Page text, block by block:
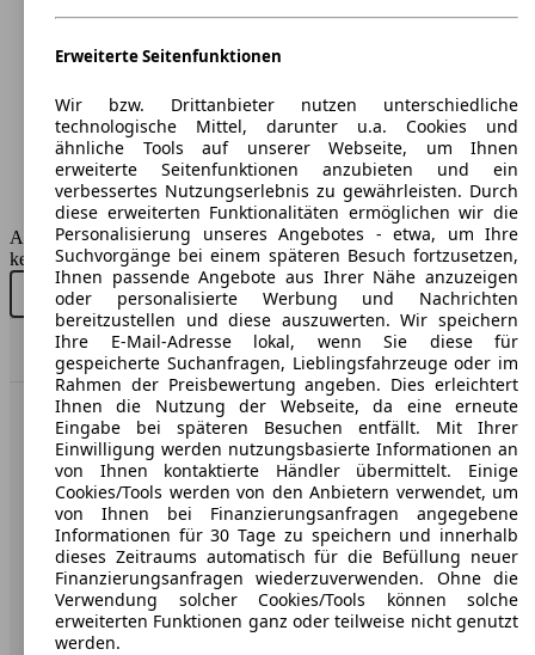
91 KW (123 PS)
Türen:
5
5
Kofferraum:
356 - 1372 Liter
Anhängelast:
1200 - 1500 kg
AutoScout24 GmbH übernimmt für die Richtigkeit der Angaben
keine Gewähr.
Neu kaufen
Gebraucht kaufen
Nach Oben
AutoScout24: Europaweit der größte Online-Automarkt.
Unternehmen
Über AutoScout24
Presse
Karriere
Erweiterte Seitenfunktionen
Wir bzw. Drittanbieter nutzen unterschiedliche
technologische Mittel, darunter u.a. Cookies und
ähnliche Tools auf unserer Webseite, um Ihnen
erweiterte Seitenfunktionen anzubieten und ein
verbessertes Nutzungserlebnis zu gewährleisten. Durch
diese erweiterten Funktionalitäten ermöglichen wir die
Personalisierung unseres Angebotes - etwa, um Ihre
Suchvorgänge bei einem späteren Besuch fortzusetzen,
Ihnen passende Angebote aus Ihrer Nähe anzuzeigen
oder personalisierte Werbung und Nachrichten
bereitzustellen und diese auszuwerten. Wir speichern
Ihre E-Mail-Adresse lokal, wenn Sie diese für
gespeicherte Suchanfragen, Lieblingsfahrzeuge oder im
Rahmen der Preisbewertung angeben. Dies erleichtert
Ihnen die Nutzung der Webseite, da eine erneute
Eingabe bei späteren Besuchen entfällt. Mit Ihrer
Einwilligung werden nutzungsbasierte Informationen an
von Ihnen kontaktierte Händler übermittelt. Einige
Cookies/Tools werden von den Anbietern verwendet, um
von Ihnen bei Finanzierungsanfragen angegebene
Informationen für 30 Tage zu speichern und innerhalb
dieses Zeitraums automatisch für die Befüllung neuer
Finanzierungsanfragen wiederzuverwenden. Ohne die
Verwendung solcher Cookies/Tools können solche
erweiterten Funktionen ganz oder teilweise nicht genutzt
werden.